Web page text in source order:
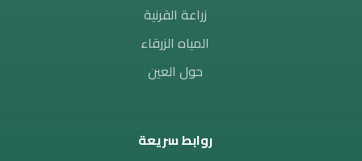
زراعة القرنية
المياه الزرقاء
حول العين
روابط سريعة